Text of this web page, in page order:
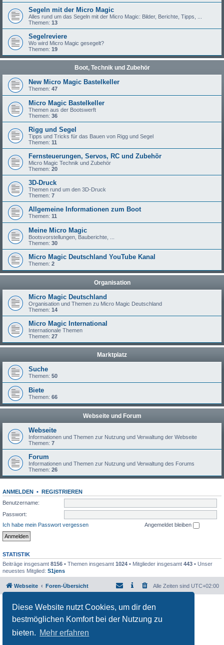
Diese Website nutzt Cookies, um dir den
bestmöglichen Komfort bei der Nutzung zu
bieten. Mehr erfahren
Segeln mit der Micro Magic
Alles rund um das Segeln mit der Micro Magic: Bilder, Berichte, Tipps, ...
Themen: 13
Segelreviere
Wo wird Micro Magic gesegelt?
Themen: 19
Boot, Technik und Zubehör
New Micro Magic Bastelkeller
Themen: 47
Micro Magic Bastelkeller
Themen aus der Bootswerft
Themen: 36
Rigg und Segel
Tipps und Tricks für das Bauen von Rigg und Segel
Themen: 11
Fernsteuerungen, Servos, RC und Zubehör
Micro Magic Technik und Zubehör
Themen: 20
3D-Druck
Themen rund um den 3D-Druck
Themen: 7
Allgemeine Informationen zum Boot
Themen: 11
Meine Micro Magic
Bootsvorstellungen, Bauberichte, ...
Themen: 30
Micro Magic Deutschland YouTube Kanal
Themen: 2
Organisation
Micro Magic Deutschland
Organisation und Themen zu Micro Magic Deutschland
Themen: 14
Micro Magic International
Internationale Themen
Themen: 27
Marktplatz
Suche
Themen: 50
Biete
Themen: 66
Webseite und Forum
Webseite
Informationen und Themen zur Nutzung und Verwaltung der Webseite
Themen: 7
Forum
Informationen und Themen zur Nutzung und Verwaltung des Forums
Themen: 26
ANMELDEN •
REGISTRIEREN
Benutzername:
Passwort:
Ich habe mein Passwort vergessen
Angemeldet bleiben
STATISTIK
Beiträge insgesamt 8156 • Themen insgesamt 1024 • Mitglieder insgesamt 443 • Unser
neuestes Mitglied: S1jens
Webseite Foren-Übersicht Alle Zeiten sind UTC+02:00
Powered by phpBB
® Forum Software © phpBB Limited
Datenschutz|Nutzungsbedingungen